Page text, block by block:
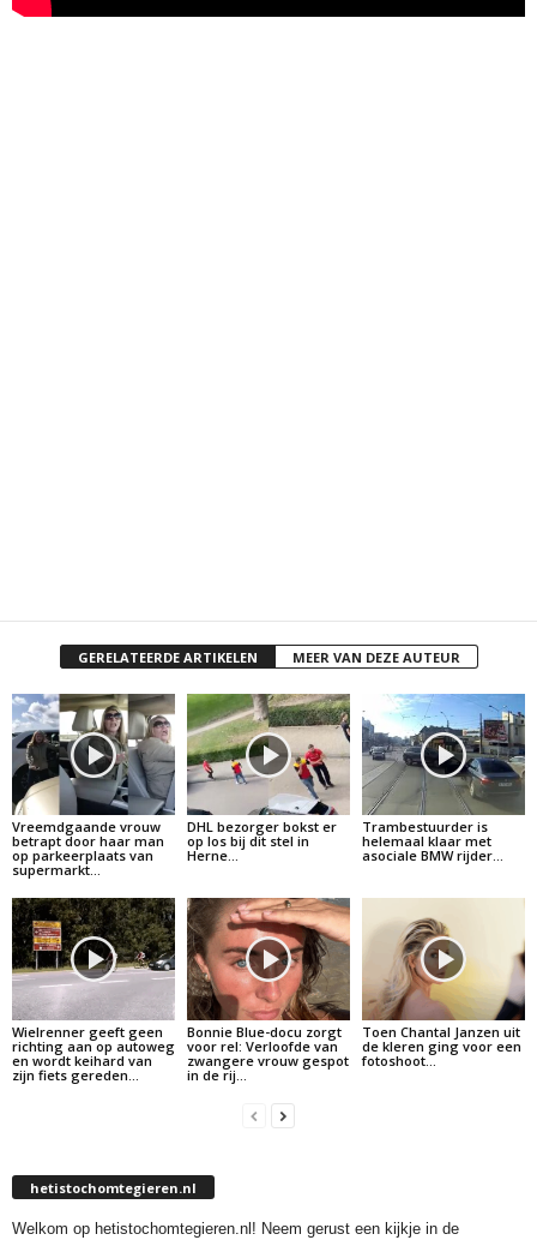
GERELATEERDE ARTIKELEN MEER VAN DEZE AUTEUR
Vreemdgaande vrouw
betrapt door haar man
op parkeerplaats van
supermarkt…
DHL bezorger bokst er
op los bij dit stel in
Herne…
Trambestuurder is
helemaal klaar met
asociale BMW rijder…
Wielrenner geeft geen
richting aan op autoweg
en wordt keihard van
zijn fiets gereden…
Bonnie Blue-docu zorgt
voor rel: Verloofde van
zwangere vrouw gespot
in de rij…
Toen Chantal Janzen uit
de kleren ging voor een
fotoshoot…
hetistochomtegieren.nl
Welkom op hetistochomtegieren.nl! Neem gerust een kijkje in de